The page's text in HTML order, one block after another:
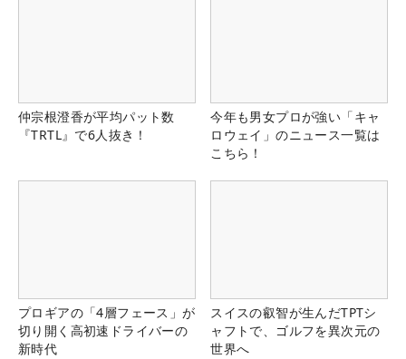
仲宗根澄香が平均パット数
『TRTL』で6人抜き！
今年も男女プロが強い「キャ
ロウェイ」のニュース一覧は
こちら！
プロギアの「4層フェース」が
切り開く高初速ドライバーの
新時代
スイスの叡智が生んだTPTシ
ャフトで、ゴルフを異次元の
世界へ